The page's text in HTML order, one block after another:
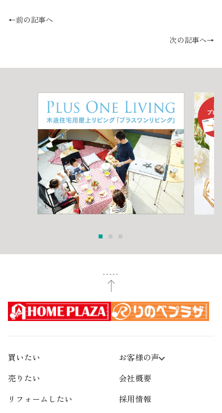
←前の記事へ
次の記事へ→
買いたい
売りたい
リフォームしたい
お客様の声
会社概要
採用情報